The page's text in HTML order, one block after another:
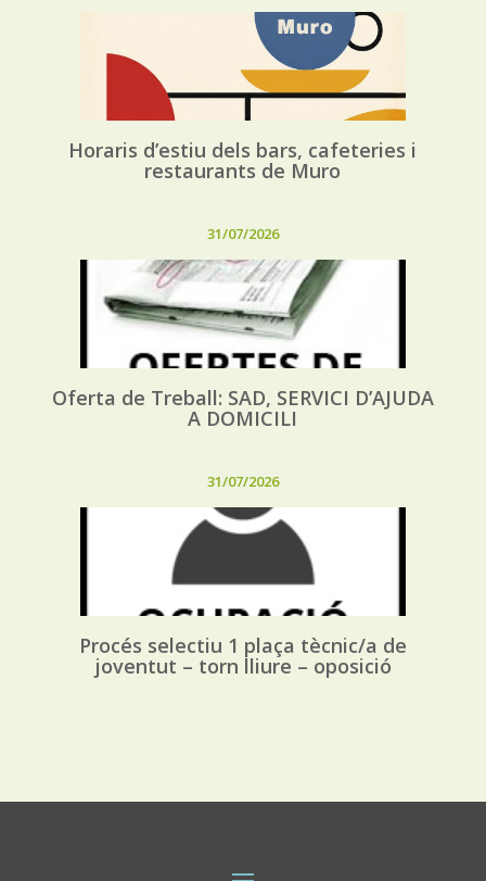
Horaris d’estiu dels bars, cafeteries i
restaurants de Muro
31/07/2026
Oferta de Treball: SAD, SERVICI D’AJUDA
A DOMICILI
31/07/2026
Procés selectiu 1 plaça tècnic/a de
joventut – torn lliure – oposició